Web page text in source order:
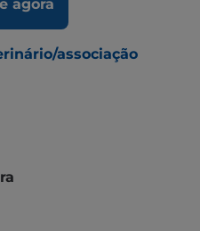
agora
associação